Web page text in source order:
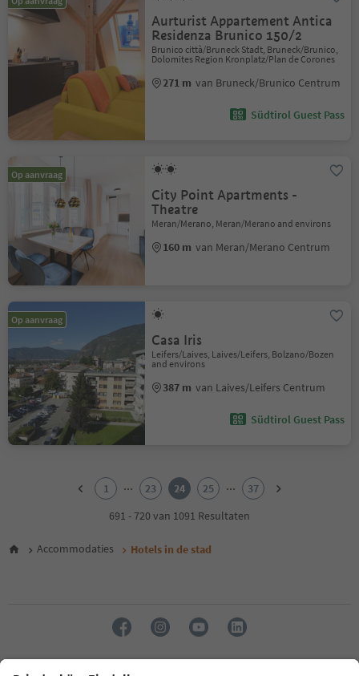
Aurturist Appartement Antica
Residenza Brunico 150/2
Brunico città/Bruneck Stadt, Bruneck/Brunico,
Dolomites Region Kronplatz/Plan de Corones
271 m van Bruneck/Brunico Centrum
Südtirol Guest Pass
Op aanvraag
City Point Apartments -
Theatre
Meran/Merano, Meran/Merano and environs
160 m van Meran/Merano Centrum
Op aanvraag
Casa Iris
Leifers/Laives, Laives/Leifers, Bolzano/Bozen
and environs
387 m van Laives/Leifers Centrum
Südtirol Guest Pass
6
13
1 ... 23 24 25 ...
37
691 - 720 van 1091 Resultaten
Accommodaties Hotels in de stad